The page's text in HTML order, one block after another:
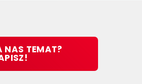
NAS TEMAT?